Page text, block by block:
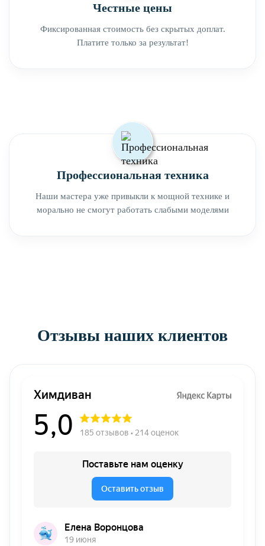
Честные цены
Фиксированная стоимость без скрытых доплат.
Платите только за результат!
Профессиональная техника
Наши мастера уже привыкли к мощной технике и
морально не смогут работать слабыми моделями
Отзывы наших клиентов